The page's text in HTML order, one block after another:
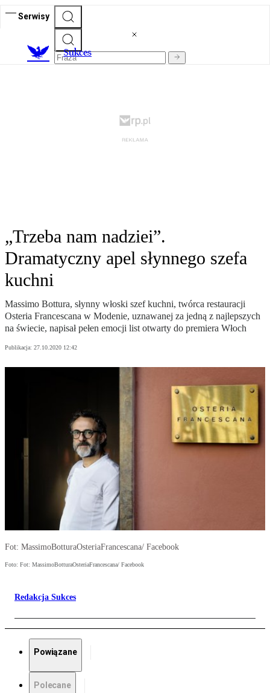
Serwisy
Sukces
„Trzeba nam nadziei”.
Dramatyczny apel słynnego szefa
kuchni
Massimo Bottura, słynny włoski szef kuchni, twórca restauracji
Osteria Francescana w Modenie, uznawanej za jedną z najlepszych
na świecie, napisał pełen emocji list otwarty do premiera Włoch
Publikacja: 27.10.2020 12:42
Fot: MassimoBotturaOsteriaFrancescana/ Facebook
Foto: Fot: MassimoBotturaOsteriaFrancescana/ Facebook
Redakcja Sukces
Powiązane
Polecane